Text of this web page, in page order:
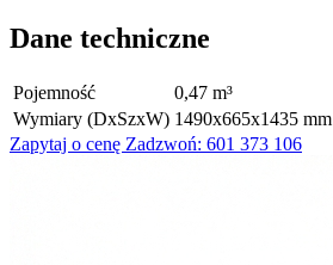
Dane techniczne
Pojemność
0,47 m³
Wymiary (DxSzxW) 1490x665x1435 mm
Zapytaj o cenę Zadzwoń: 601 373 106